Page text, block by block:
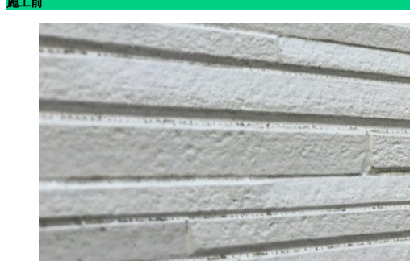
施工前